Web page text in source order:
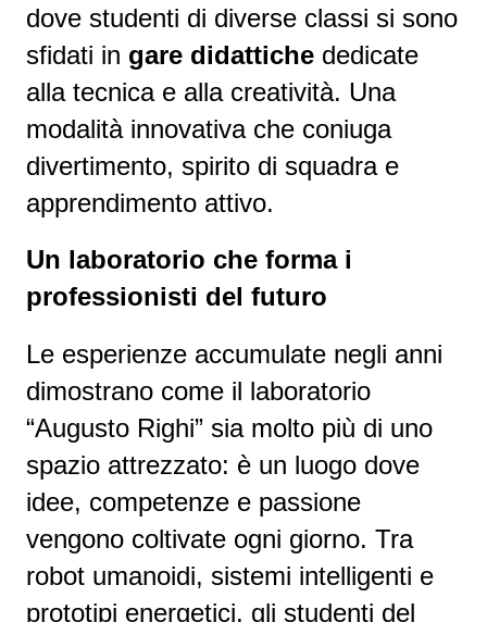
dove studenti di diverse classi si sono
sfidati in gare didattiche dedicate
alla tecnica e alla creatività. Una
modalità innovativa che coniuga
divertimento, spirito di squadra e
apprendimento attivo.
Un laboratorio che forma i
professionisti del futuro
Le esperienze accumulate negli anni
dimostrano come il laboratorio
“Augusto Righi” sia molto più di uno
spazio attrezzato: è un luogo dove
idee, competenze e passione
vengono coltivate ogni giorno. Tra
robot umanoidi, sistemi intelligenti e
prototipi energetici, gli studenti del